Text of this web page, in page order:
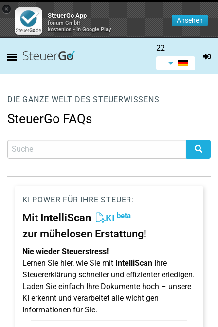
×
SteuerGo App
forium GmbH
kostenlos - In Google Play
Ansehen
22
DIE GANZE WELT DES STEUERWISSENS
SteuerGo FAQs
KI-POWER FÜR IHRE STEUER:
Mit IntelliScan KI beta
zur mühelosen Erstattung!
Nie wieder Steuerstress!
Lernen Sie hier, wie Sie mit IntelliScan Ihre
Steuererklärung schneller und effizienter erledigen.
Laden Sie einfach Ihre Dokumente hoch – unsere
KI erkennt und verarbeitet alle wichtigen
Informationen für Sie.